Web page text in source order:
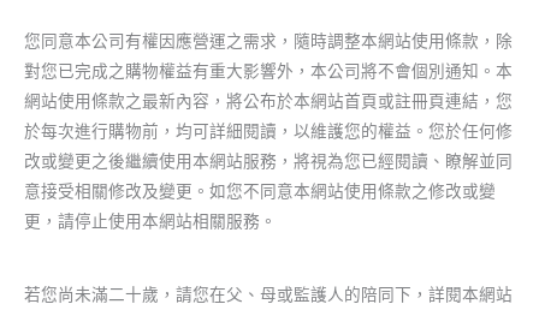
您同意本公司有權因應營運之需求，隨時調整本網站使用條款，除
對您已完成之購物權益有重大影響外，本公司將不會個別通知。本
網站使用條款之最新內容，將公布於本網站首頁或註冊頁連結，您
於每次進行購物前，均可詳細閱讀，以維護您的權益。您於任何修
改或變更之後繼續使用本網站服務，將視為您已經閱讀、瞭解並同
意接受相關修改及變更。如您不同意本網站使用條款之修改或變
更，請停止使用本網站相關服務。
若您尚未滿二十歲，請您在父、母或監護人的陪同下，詳閱本網站